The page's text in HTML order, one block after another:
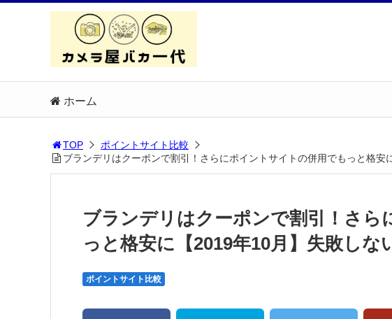
ホーム
TOP
ポイントサイト比較
ブランデリはクーポンで割引！さらにポイントサイトの併用でもっと格
ブランデリはクーポンで割引！さら
っと格安に【2019年10月】失敗し
ポイントサイト比較